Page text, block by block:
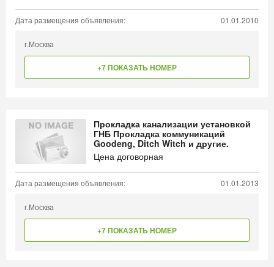
Дата размещения объявления: 01.01.2010
г.Москва
+7 ПОКАЗАТЬ НОМЕР
Прокладка канализации установкой
ГНБ Прокладка коммуникаций
Goodeng, Ditch Witch и другие.
Цена договорная
Дата размещения объявления: 01.01.2013
г.Москва
+7 ПОКАЗАТЬ НОМЕР